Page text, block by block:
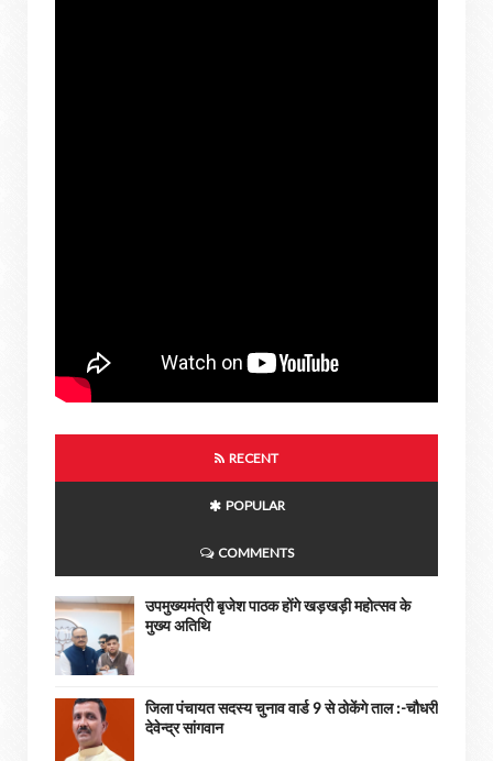
RECENT
POPULAR
COMMENTS
उपमुख्यमंत्री बृजेश पाठक होंगे खड़खड़ी महोत्सव के
मुख्य अतिथि
जिला पंचायत सदस्य चुनाव वार्ड 9 से ठोकेंगे ताल :-चौधरी
देवेन्द्र सांगवान